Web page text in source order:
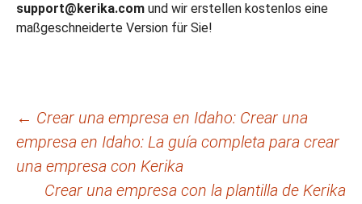
support@kerika.com und wir erstellen kostenlos eine
maßgeschneiderte Version für Sie!
Navegación
de
entradas
← Crear una empresa en Idaho: Crear una
empresa en Idaho: La guía completa para crear
una empresa con Kerika
Crear una empresa con la plantilla de Kerika